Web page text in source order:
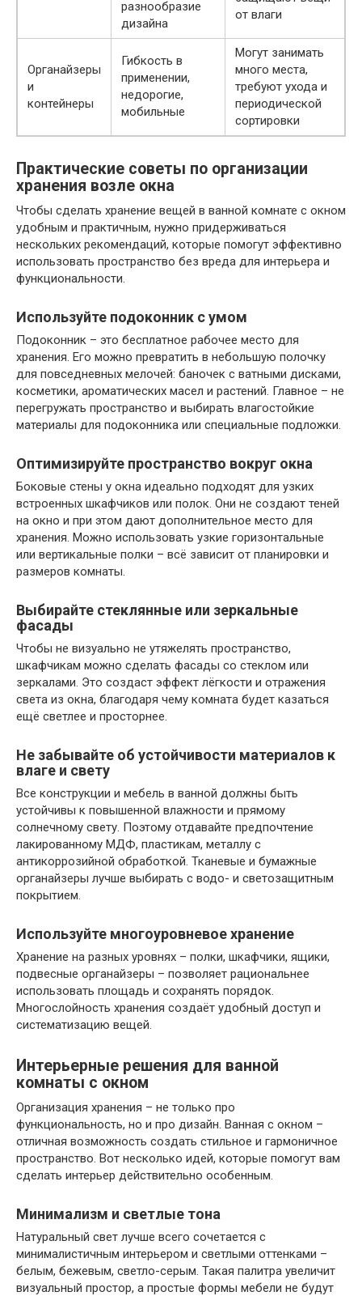
разнообразие
дизайна
от влаги
Органайзеры
и
контейнеры
Гибкость в
применении,
недорогие,
мобильные
Могут занимать
много места,
требуют ухода и
периодической
сортировки
Практические советы по организации
хранения возле окна
Чтобы сделать хранение вещей в ванной комнате с окном
удобным и практичным, нужно придерживаться
нескольких рекомендаций, которые помогут эффективно
использовать пространство без вреда для интерьера и
функциональности.
Используйте подоконник с умом
Подоконник – это бесплатное рабочее место для
хранения. Его можно превратить в небольшую полочку
для повседневных мелочей: баночек с ватными дисками,
косметики, ароматических масел и растений. Главное – не
перегружать пространство и выбирать влагостойкие
материалы для подоконника или специальные подложки.
Оптимизируйте пространство вокруг окна
Боковые стены у окна идеально подходят для узких
встроенных шкафчиков или полок. Они не создают теней
на окно и при этом дают дополнительное место для
хранения. Можно использовать узкие горизонтальные
или вертикальные полки – всё зависит от планировки и
размеров комнаты.
Выбирайте стеклянные или зеркальные
фасады
Чтобы не визуально не утяжелять пространство,
шкафчикам можно сделать фасады со стеклом или
зеркалами. Это создаст эффект лёгкости и отражения
света из окна, благодаря чему комната будет казаться
ещё светлее и просторнее.
Не забывайте об устойчивости материалов к
влаге и свету
Все конструкции и мебель в ванной должны быть
устойчивы к повышенной влажности и прямому
солнечному свету. Поэтому отдавайте предпочтение
лакированному МДФ, пластикам, металлу с
антикоррозийной обработкой. Тканевые и бумажные
органайзеры лучше выбирать с водо- и светозащитным
покрытием.
Используйте многоуровневое хранение
Хранение на разных уровнях – полки, шкафчики, ящики,
подвесные органайзеры – позволяет рациональнее
использовать площадь и сохранять порядок.
Многослойность хранения создаёт удобный доступ и
систематизацию вещей.
Интерьерные решения для ванной
комнаты с окном
Организация хранения – не только про
функциональность, но и про дизайн. Ванная с окном –
отличная возможность создать стильное и гармоничное
пространство. Вот несколько идей, которые помогут вам
сделать интерьер действительно особенным.
Минимализм и светлые тона
Натуральный свет лучше всего сочетается с
минималистичным интерьером и светлыми оттенками –
белым, бежевым, светло-серым. Такая палитра увеличит
визуальный простор, а простые формы мебели не будут